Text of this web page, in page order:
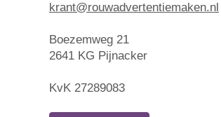
krant@rouwadvertentiemaken.nl
Boezemweg 21
2641 KG Pijnacker
KvK 27289083